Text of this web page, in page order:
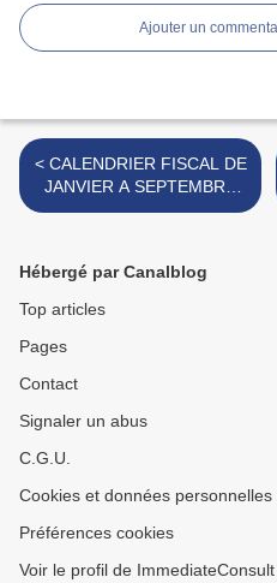
Ajouter un
< CALENDRIER FISCAL DE
JANVIER A SEPTEMBRE
2018 / TAX SCHEDULE
Hébergé par Canalblog
Top articles
Pages
Contact
Signaler un abus
C.G.U.
Cookies et données personnelles
Préférences cookies
Voir le profil de